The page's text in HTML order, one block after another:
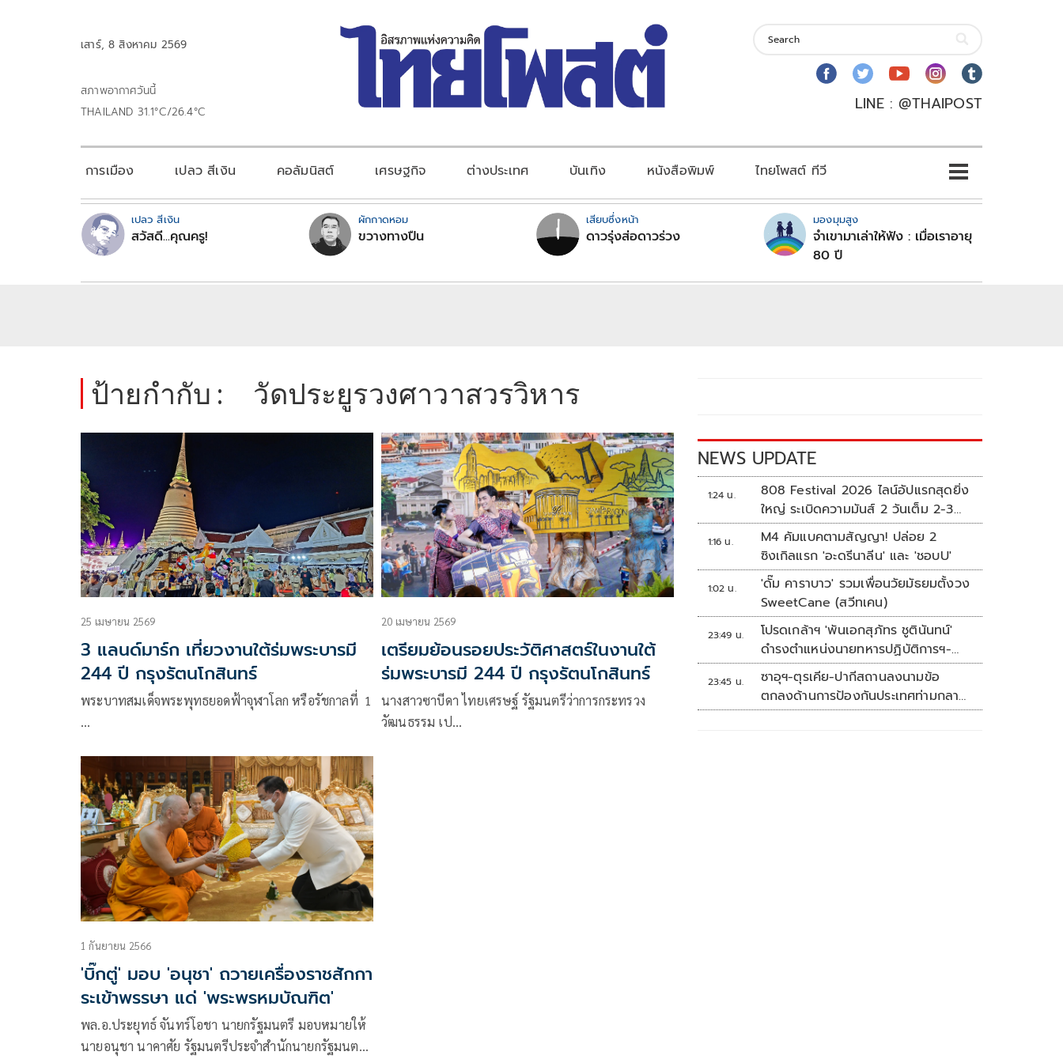
เสาร์, 8 สิงหาคม 2569
สภาพอากาศวันนี้
THAILAND 31.1°C/26.4°C
LINE : @THAIPOST
การเมือง เปลว สีเงิน คอลัมนิสต์ เศรษฐกิจ ต่างประเทศ บันเทิง หนังสือพิมพ์ ไทยโพสต์ ทีวี
เปลว สีเงิน
สวัสดี...คุณครู!
ผักกาดหอม
ขวางทางปืน
เสียบซึ่งหน้า
ดาวรุ่งส่อดาวร่วง
มองมุมสูง
จำเขามาเล่าให้ฟัง : เมื่อเราอายุ
80 ปี
ป้ายกำกับ : วัดประยูรวงศาวาสวรวิหาร
25 เมษายน 2569
3 แลนด์มาร์ก เที่ยวงานใต้ร่มพระบารมี
244 ปี กรุงรัตนโกสินทร์
พระบาทสมเด็จพระพุทธยอดฟ้าจุฬาโลก หรือรัชกาลที่ 1
…
20 เมษายน 2569
เตรียมย้อนรอยประวัติศาสตร์ในงานใต้
ร่มพระบารมี 244 ปี กรุงรัตนโกสินทร์
นางสาวซาบีดา ไทยเศรษฐ์ รัฐมนตรีว่าการกระทรวง
วัฒนธรรม เป…
1 กันยายน 2566
'บิ๊กตู่' มอบ 'อนุชา' ถวายเครื่องราชสักกา
ระเข้าพรรษา แด่ 'พระพรหมบัณฑิต'
พล.อ.ประยุทธ์ จันทร์โอชา นายกรัฐมนตรี มอบหมายให้
นายอนุชา นาคาศัย รัฐมนตรีประจำสำนักนายกรัฐมนตรี
NEWS UPDATE
1:24 น.
808 Festival 2026 ไลน์อัปแรกสุดยิ่ง
ใหญ่ ระเบิดความมันส์ 2 วันเต็ม 2-3
ต.ค.นี้
1:16 น.
M4 คัมแบคตามสัญญา! ปล่อย 2
ซิงเกิลแรก 'อะดรีนาลีน' และ 'ชอบU'
1:02 น.
'ดั๊ม คาราบาว' รวมเพื่อนวัยมัธยมตั้งวง
SweetCane (สวีทเคน)
23:49 น.
โปรดเกล้าฯ 'พันเอกสุภัทร ชูตินันทน์'
ดำรงตำแหน่งนายทหารปฏิบัติการฯ-
พระราชทานยศ 'พลตรี'
23:45 น.
ซาอุฯ-ตุรเคีย-ปากีสถานลงนามข้อ
ตกลงด้านการป้องกันประเทศท่ามกลาง
สงครามในภูมิภาค